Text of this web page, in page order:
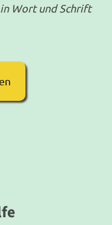
Wort und Schrift